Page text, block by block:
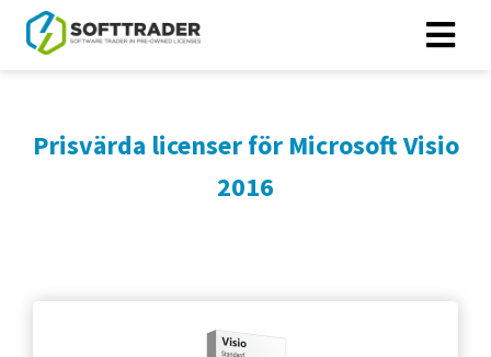
Prisvärda licenser för Microsoft Visio
2016